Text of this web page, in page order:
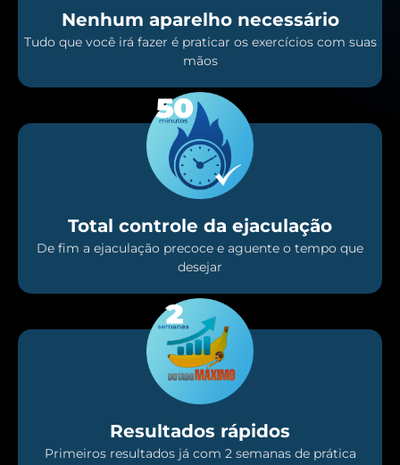
Nenhum aparelho necessário
Tudo que você irá fazer é praticar os exercícios com suas
mãos
Total controle da ejaculação
De fim a ejaculação precoce e aguente o tempo que
desejar
Resultados rápidos
Primeiros resultados já com 2 semanas de prática